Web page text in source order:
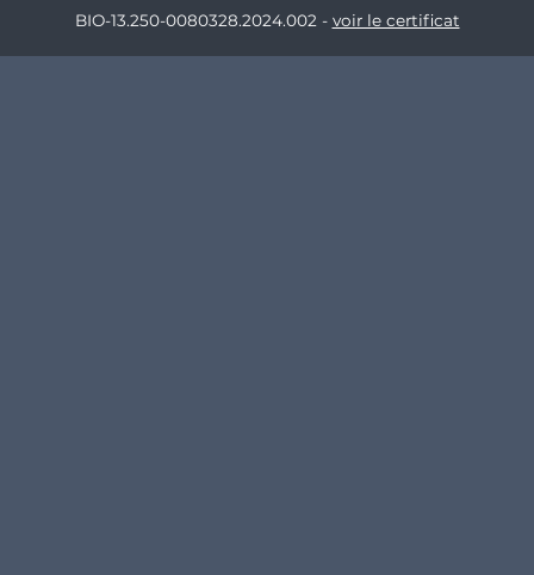
BIO-13.250-0080328.2024.002 - voir le certificat